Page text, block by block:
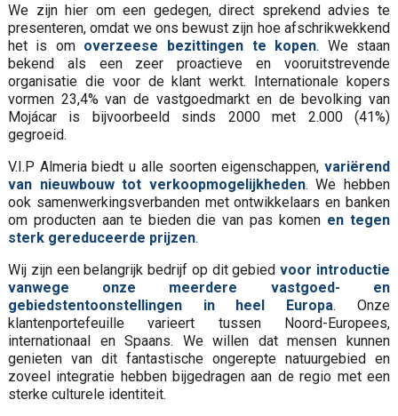
We zijn hier om een gedegen, direct sprekend advies te
presenteren, omdat we ons bewust zijn hoe afschrikwekkend
het is om overzeese bezittingen te kopen. We staan
bekend als een zeer proactieve en vooruitstrevende
organisatie die voor de klant werkt. Internationale kopers
vormen 23,4% van de vastgoedmarkt en de bevolking van
Mojácar is bijvoorbeeld sinds 2000 met 2.000 (41%)
gegroeid.
V.I.P Almeria biedt u alle soorten eigenschappen,variërend
van nieuwbouw tot verkoopmogelijkheden. We hebben
ook samenwerkingsverbanden met ontwikkelaars en banken
om producten aan te bieden die van pas komen en tegen
sterk gereduceerde prijzen.
Wij zijn een belangrijk bedrijf op dit gebiedvoor introductie
vanwege onze meerdere vastgoed- en
gebiedstentoonstellingen in heel Europa. Onze
klantenportefeuille varieert tussen Noord-Europees,
internationaal en Spaans. We willen dat mensen kunnen
genieten van dit fantastische ongerepte natuurgebied en
zoveel integratie hebben bijgedragen aan de regio met een
sterke culturele identiteit.